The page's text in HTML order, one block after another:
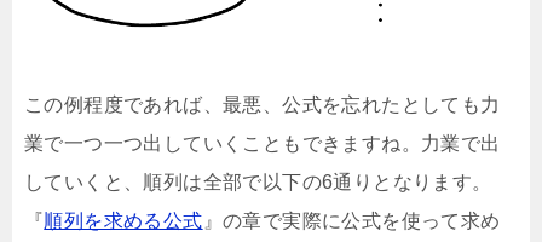
この例程度であれば、最悪、公式を忘れたとしても力
業で一つ一つ出していくこともできますね。力業で出
していくと、順列は全部で以下の6通りとなります。
『順列を求める公式』の章で実際に公式を使って求め